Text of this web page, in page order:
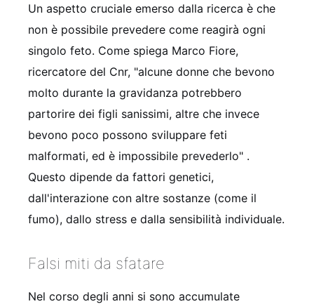
Un aspetto cruciale emerso dalla ricerca è che
non è possibile prevedere come reagirà ogni
singolo feto. Come spiega Marco Fiore,
ricercatore del Cnr, "alcune donne che bevono
molto durante la gravidanza potrebbero
partorire dei figli sanissimi, altre che invece
bevono poco possono sviluppare feti
malformati, ed è impossibile prevederlo" .
Questo dipende da fattori genetici,
dall'interazione con altre sostanze (come il
fumo), dallo stress e dalla sensibilità individuale.
Falsi miti da sfatare
Nel corso degli anni si sono accumulate